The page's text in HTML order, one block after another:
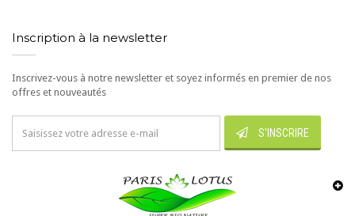
Inscription à la newsletter
Inscrivez-vous à notre newsletter et soyez informés en premier de nos
offres et nouveautés
S'INSCRIRE